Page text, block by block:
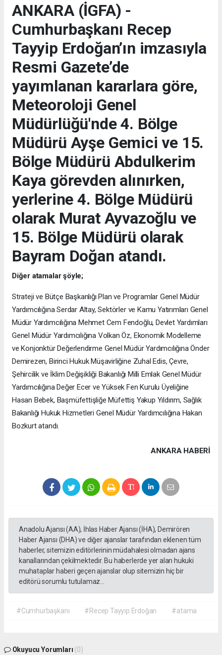
ANKARA (İGFA) -
Cumhurbaşkanı Recep
Tayyip Erdoğan’ın imzasıyla
Resmi Gazete’de
yayımlanan kararlara göre,
Meteoroloji Genel
Müdürlüğü'nde 4. Bölge
Müdürü Ayşe Gemici ve 15.
Bölge Müdürü Abdulkerim
Kaya görevden alınırken,
yerlerine 4. Bölge Müdürü
olarak Murat Ayvazoğlu ve
15. Bölge Müdürü olarak
Bayram Doğan atandı.
Diğer atamalar şöyle;
Strateji ve Bütçe Başkanlığı Plan ve Programlar Genel Müdür
Yardımcılığına Serdar Altay, Sektörler ve Kamu Yatırımları Genel
Müdür Yardımcılığına Mehmet Cem Fendoğlu, Devlet Yardımları
Genel Müdür Yardımcılığına Volkan Öz, Ekonomik Modelleme
ve Konjonktür Değerlendirme Genel Müdür Yardımcılığına Önder
Demirezen, Birinci Hukuk Müşavirliğine Zuhal Edis, Çevre,
Şehircilik ve İklim Değişikliği Bakanlığı Milli Emlak Genel Müdür
Yardımcılığına Değer Ecer ve Yüksek Fen Kurulu Üyeliğine
Hasan Bebek, Başmüfettişliğe Müfettiş Yakup Yıldırım, Sağlık
Bakanlığı Hukuk Hizmetleri Genel Müdür Yardımcılığına Hakan
Bozkurt atandı.
ANKARA HABERİ
Anadolu Ajansı (AA), İhlas Haber Ajansı (İHA), Demirören
Haber Ajansı (DHA) ve diğer ajanslar tarafından eklenen tüm
haberler, sitemizin editörlerinin müdahalesi olmadan ajans
kanallarından çekilmektedir. Bu haberlerde yer alan hukuki
muhataplar haberi geçen ajanslar olup sitemizin hiç bir
editörü sorumlu tutulamaz...
#Cumhurbaşkanı #Recep Tayyip Erdoğan #atama
Okuyucu Yorumları (0)